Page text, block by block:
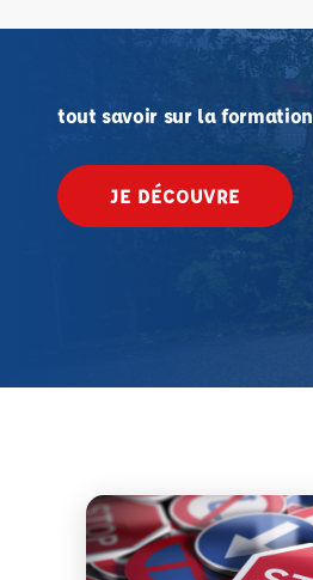
tout savoir sur la formation
JE DÉCOUVRE